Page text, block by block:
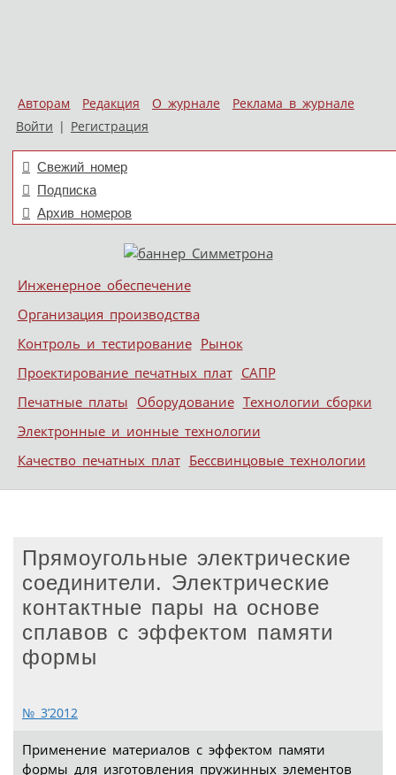
Авторам Редакция О журнале
Реклама в журнале
Войти | Регистрация
Свежий номер
Подписка
Архив номеров
Меню
Skip to content
Инженерное обеспечение
Организация производства
Контроль и тестирование Рынок
Проектирование печатных плат САПР
Печатные платы Оборудование Технологии сборки
Электронные и ионные технологии
Качество печатных плат Бессвинцовые технологии
Прямоугольные электрические
соединители. Электрические
контактные пары на основе
сплавов с эффектом памяти
формы
№ 3’2012
Применение материалов с эффектом памяти
формы для изготовления пружинных элементов